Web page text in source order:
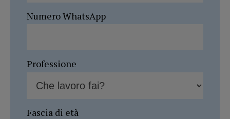
Numero WhatsApp
Professione
Fascia di età